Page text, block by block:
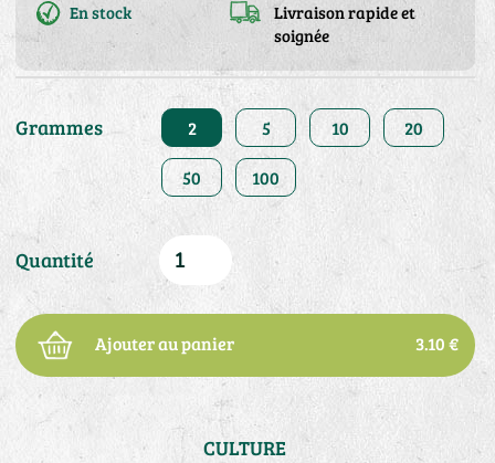
En stock
Livraison rapide et
soignée
Grammes 2 5 10 20
50 100
Quantité
Ajouter au panier 3.10 €
CULTURE